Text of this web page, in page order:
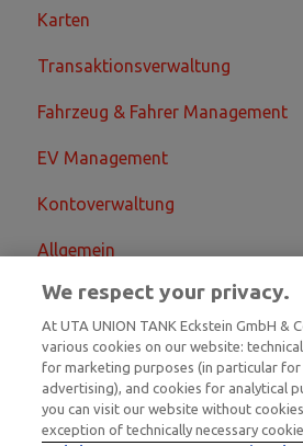
Karten
Transaktionsverwaltung
Fahrzeug & Fahrer Management
EV Management
Kontoverwaltung
Allgemein
We respect your privacy.
At UTA UNION TANK Eckstein GmbH &
various cookies on our website:
for marketing purposes (in particular for
advertising), and cookies for analytical
you can visit our website without
exception of technically necessary